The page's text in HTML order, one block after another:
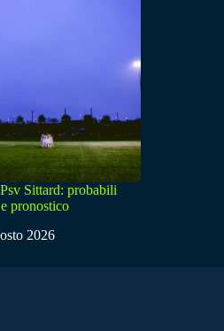
Sittard: probabili
pronostico
2026